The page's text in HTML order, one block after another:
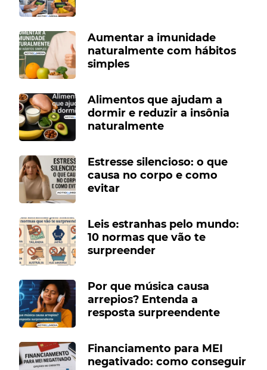
Aumentar a imunidade
naturalmente com hábitos
simples
Alimentos que ajudam a
dormir e reduzir a insônia
naturalmente
Estresse silencioso: o que
causa no corpo e como
evitar
Leis estranhas pelo mundo:
10 normas que vão te
surpreender
Por que música causa
arrepios? Entenda a
resposta surpreendente
Financiamento para MEI
negativado: como conseguir